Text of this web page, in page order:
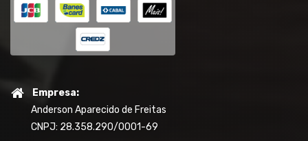
Empresa:
Anderson Aparecido de Freitas
CNPJ: 28.358.290/0001-69